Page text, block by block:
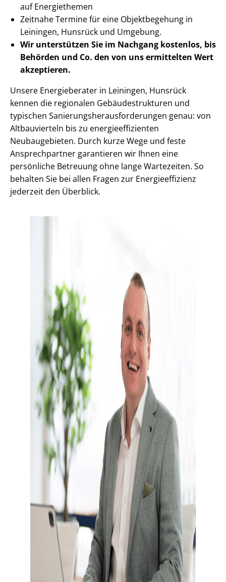
auf Energiethemen
Zeitnahe Termine für eine Objektbegehung in
Leiningen, Hunsrück und Umgebung.
Wir unterstützen Sie im Nachgang kostenlos, bis
Behörden und Co. den von uns ermittelten Wert
akzeptieren.
Unsere Energieberater in Leiningen, Hunsrück
kennen die regionalen Ge­bäu­de­struk­tu­ren und
typischen Sa­nie­rungs­her­aus­for­de­run­gen genau: von
Altbauvierteln bis zu en­er­gie­ef­fi­zi­en­ten
Neubaugebieten. Durch kurze Wege und feste
Ansprechpartner garantieren wir Ihnen eine
persönliche Betreuung ohne lange Wartezeiten. So
behalten Sie bei allen Fragen zur En­er­gie­ef­fi­zi­enz
jederzeit den Überblick.